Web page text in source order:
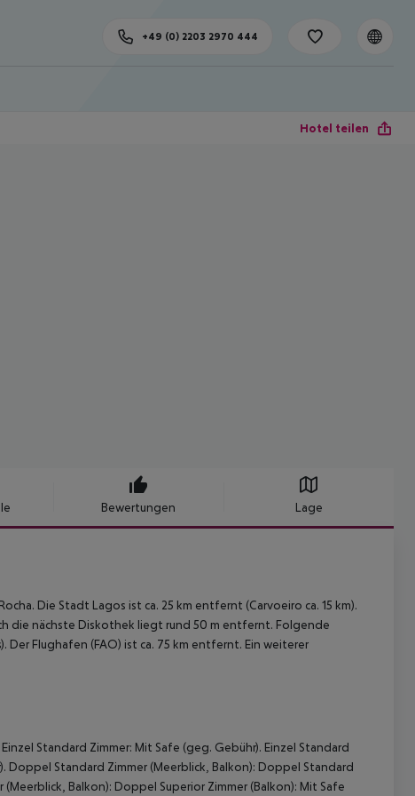
+49 (0) 2203 2970 444
Hotel teilen
Bewertungen Lage
Die Stadt Lagos ist ca. 25 km entfernt (Carvoeiro ca. 15 km).
die nächste Diskothek liegt rund 50 m entfernt. Folgende
Der Flughafen (FAO) ist ca. 75 km entfernt. Ein weiterer
Standard Zimmer: Mit Safe (geg. Gebühr). Einzel Standard
Doppel Standard Zimmer (Meerblick, Balkon): Doppel Standard
Balkon): Doppel Superior Zimmer (Balkon): Mit Safe